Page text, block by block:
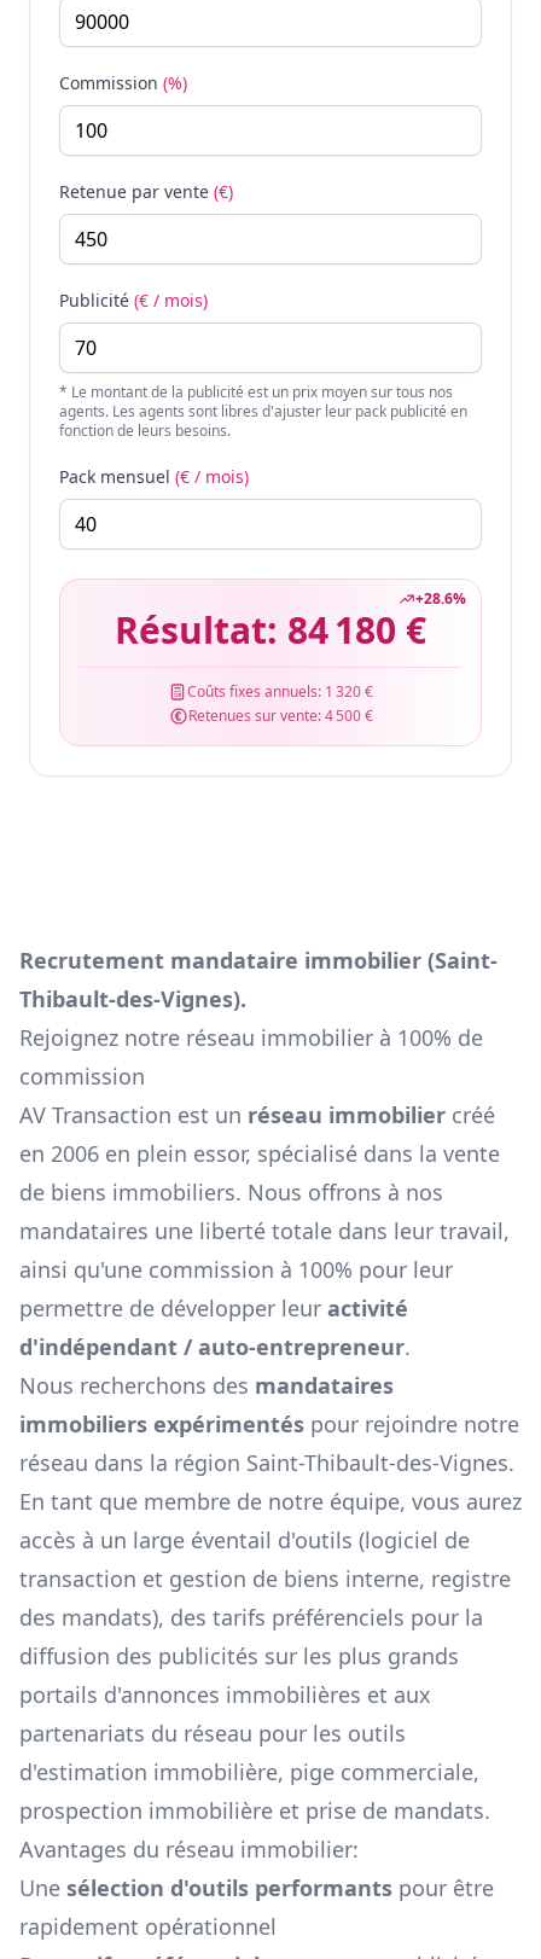
Commission (%)
Retenue par vente (€)
Publicité (€ / mois)
* Le montant de la publicité est un prix moyen sur tous nos
agents. Les agents sont libres d'ajuster leur pack publicité en
fonction de leurs besoins.
Pack mensuel (€ / mois)
+28.6%
Résultat: 84 180 €
Coûts fixes annuels: 1 320 €
Retenues sur vente:4 500 €
Recrutement mandataire immobilier (Saint-
Thibault-des-Vignes).
Rejoignez notre réseau immobilier à 100% de
commission
AV Transaction est un réseau immobilier créé
en 2006 en plein essor, spécialisé dans la vente
de biens immobiliers. Nous offrons à nos
mandataires une liberté totale dans leur travail,
ainsi qu'une commission à 100% pour leur
permettre de développer leur activité
d'indépendant / auto-entrepreneur.
Nous recherchons des mandataires
immobiliers expérimentés pour rejoindre notre
réseau dans la région Saint-Thibault-des-Vignes.
En tant que membre de notre équipe, vous aurez
accès à un large éventail d'outils (logiciel de
transaction et gestion de biens interne, registre
des mandats), des tarifs préférenciels pour la
diffusion des publicités sur les plus grands
portails d'annonces immobilières et aux
partenariats du réseau pour les outils
d'estimation immobilière, pige commerciale,
prospection immobilière et prise de mandats.
Avantages du réseau immobilier:
Une sélection d'outils performants pour être
rapidement opérationnel